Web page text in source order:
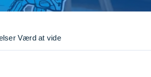
Værd at vide